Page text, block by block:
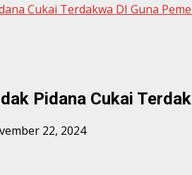
Cukai Terdakwa DI Guna
Pidana Cukai
22, 2024